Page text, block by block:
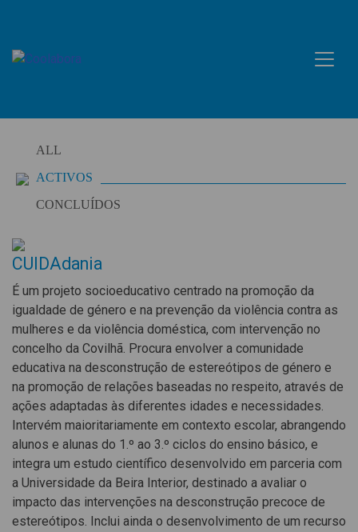
content
ALL
ACTIVOS
CONCLUÍDOS
CUIDAdania
É um projeto socioeducativo centrado na promoção da
igualdade de género e na prevenção da violência contra as
mulheres e da violência doméstica, com intervenção no
concelho da Covilhã. Procura envolver a comunidade
educativa na desconstrução de estereótipos de género e
na promoção de relações baseadas no respeito, através de
ações adaptadas às diferentes idades e necessidades.
Intervém maioritariamente em contexto escolar, abrangendo
alunos e alunas do 1.º ao 3.º ciclos do ensino básico, e
integra um estudo científico desenvolvido em parceria com
a Universidade da Beira Interior, destinado a avaliar o
impacto das intervenções na desconstrução precoce de
estereótipos. Inclui ainda o desenvolvimento de um recurso